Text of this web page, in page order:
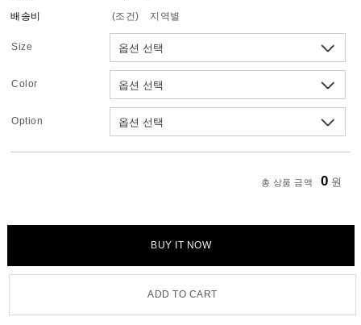
배송비 (조건) 지역별
Size
Color
Option
총 상품 금액 0 원
BUY IT NOW
ADD TO CART